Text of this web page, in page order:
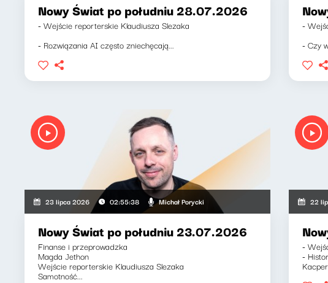
Nowy Świat po południu 28.07.2026
- Wejście reporterskie Klaudiusza Slezaka
- Rozwiązania AI często zniechęcają...
-
- Czy
23 lipca 2026 02:55:38 Michał Porycki
Nowy Świat po południu 23.07.2026
Finanse i przeprowadzka
Magda Jethon
Wejście reporterskie Klaudiusza Slezaka
Samotność...
22
-
-